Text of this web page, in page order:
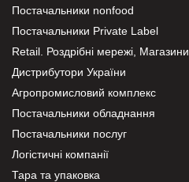
Постачальники nonfood
Постачальники Private Label
Retail. Роздрібні мережі, Магазини
Дистрибутори України
Агропромисловий комплекс
Постачальники обладнання
Постачальники послуг
Логістичні компанії
Тара та упаковка